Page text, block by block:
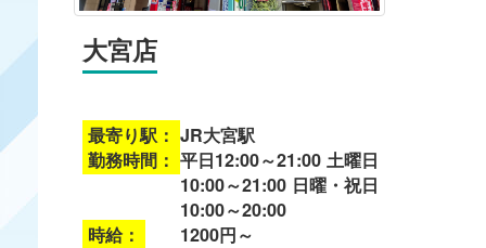
大宮店
最寄り駅： JR大宮駅
勤務時間： 平日12:00～21:00 土曜日
10:00～21:00 日曜・祝日
10:00～20:00
時給：
1200円～